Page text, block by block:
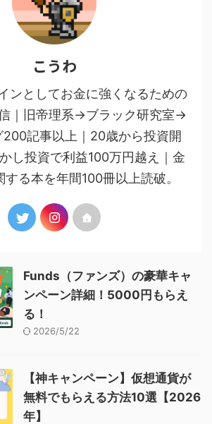
こうわ
ンとしてお金に強くなるための
｜旧帝理系→ブラック研究室→
200記事以上｜20歳から投資開
し投資で利益100万円越え｜金
る本を年間100冊以上読破。
Funds（ファンズ）の豪華キャ
ンペーン詳細！5000円もらえ
る！
2026/5/22
【神キャンペーン】仮想通貨が
無料でもらえる方法10選【2026
年】